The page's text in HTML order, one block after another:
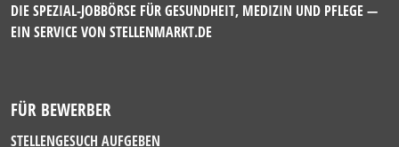
DIE SPEZIAL-JOBBÖRSE FÜR GESUNDHEIT, MEDIZIN UND PFLEGE —
EIN SERVICE VON STELLENMARKT.DE
FÜR BEWERBER
STELLENGESUCH AUFGEBEN